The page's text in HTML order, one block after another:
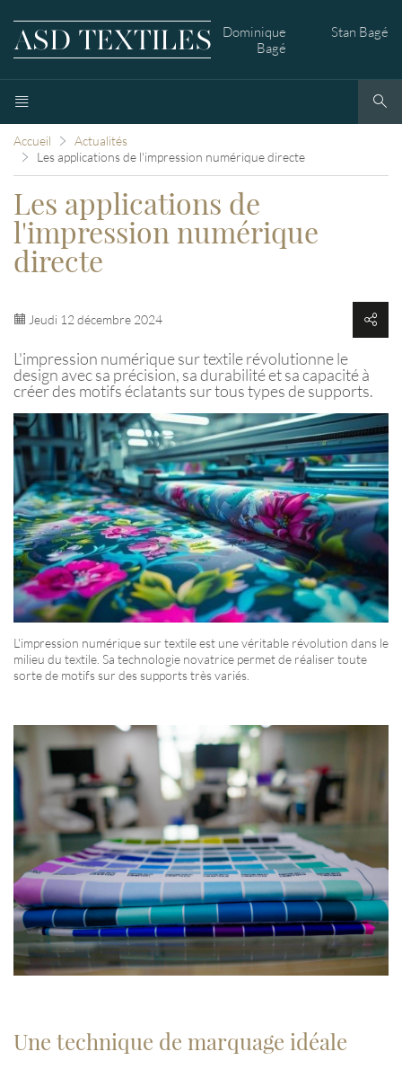
Les applications de
l'impression numérique
directe
Jeudi 12 décembre 2024
L'impression numérique sur textile révolutionne le
design avec sa précision, sa durabilité et sa capacité à
créer des motifs éclatants sur tous types de supports.
L'impression numérique sur textile est une véritable révolution dans le
milieu du textile. Sa technologie novatrice permet de réaliser toute
sorte de motifs sur des supports très variés.
Une technique de marquage idéale
Dominique
Bagé
Stan Bagé
Accueil
Actualités
Les applications de l'impression numérique directe